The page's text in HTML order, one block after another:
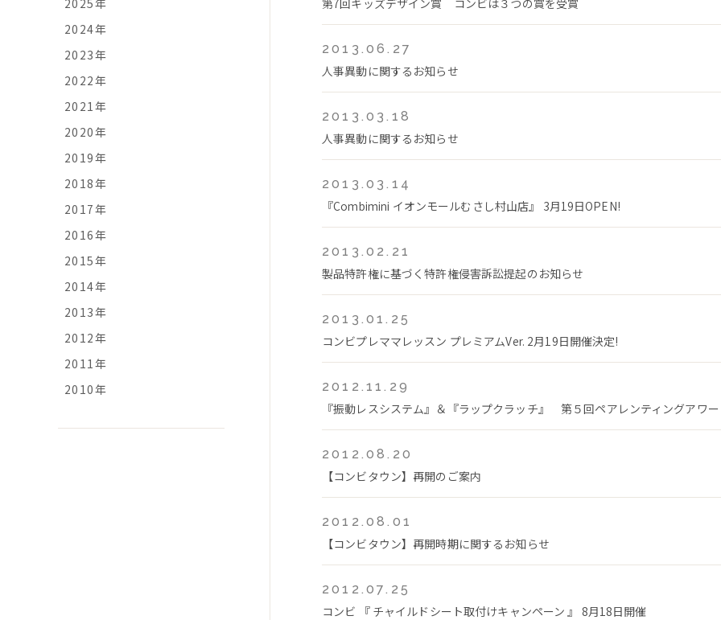
第7回キッズデザイン賞 コンビは３つの賞を受賞
2013.06.27
人事異動に関するお知らせ
2013.03.18
人事異動に関するお知らせ
2013.03.14
『Combimini イオンモールむさし村山店』 3月19日OPEN!
2013.02.21
製品特許権に基づく特許権侵害訴訟提起のお知らせ
2013.01.25
コンビプレママレッスン プレミアムVer. 2月19日開催決定!
2012.11.29
『振動レスシステム』＆『ラップクラッチ』 第５回ペアレンティングアワ
2012.08.20
【コンビタウン】再開のご案内
2012.08.01
【コンビタウン】再開時期に関するお知らせ
2012.07.25
コンビ 『 チャイルドシート取付けキャンペーン 』 8月18日開催
2025年
2024年
2023年
2022年
2021年
2020年
2019年
2018年
2017年
2016年
2015年
2014年
2013年
2012年
2011年
2010年